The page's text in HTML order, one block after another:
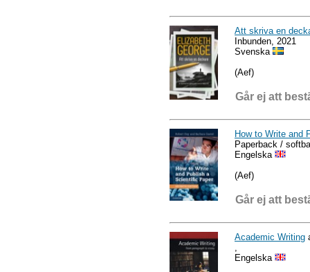
Att skriva en
Inbunden, 2021
Svenska
(Aef)
Går ej att
How to Write and
Paperback /
Engelska
(Aef)
Går ej att
Academic Writing
Engelska